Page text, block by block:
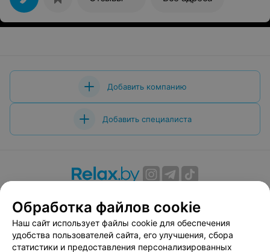
Добавить компанию
Добавить специалиста
Вакансии
Публичный договор
Способы оплаты
Публичный договор по использованию сервиса
«Афиша»
Обработка файлов cookie
Наш сайт использует файлы cookie для обеспечения
удобства пользователей сайта, его улучшения, сбора
статистики и предоставления персонализированных